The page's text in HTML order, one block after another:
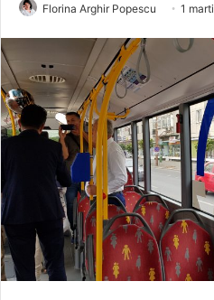
Florina Arghir Popescu 1